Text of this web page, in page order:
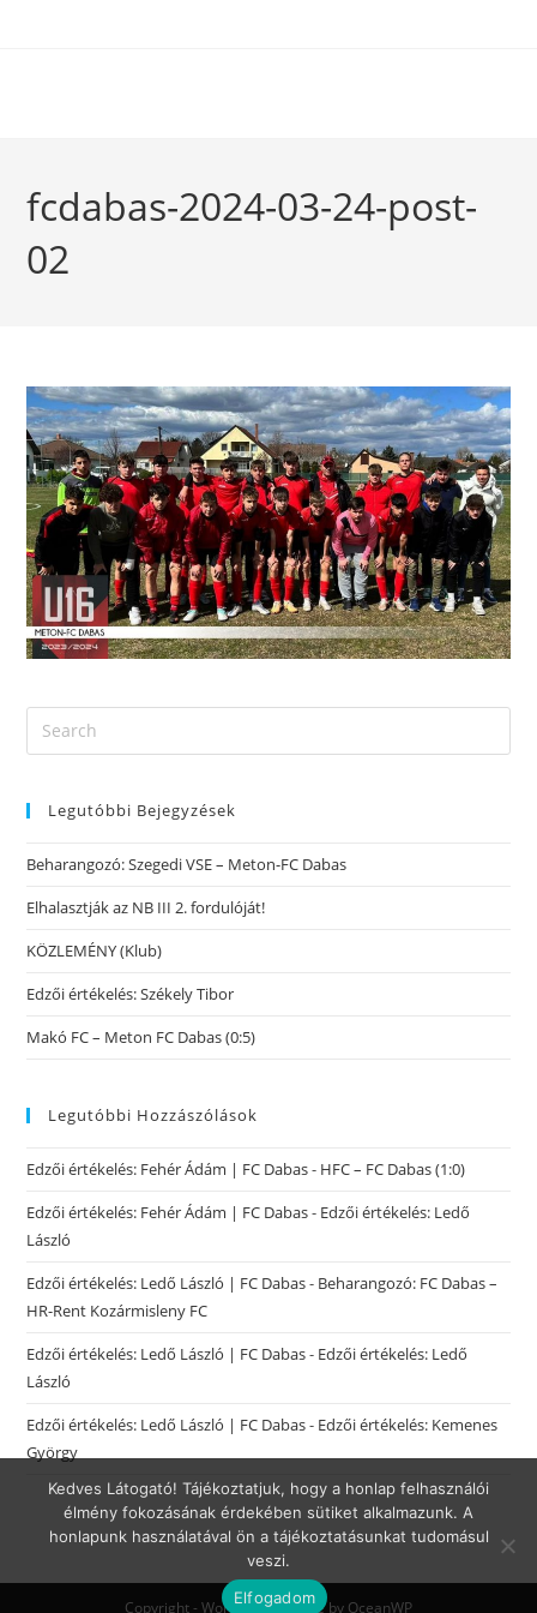
fcdabas-2024-03-24-post-
02
Legutóbbi Bejegyzések
Beharangozó: Szegedi VSE – Meton-FC Dabas
Elhalasztják az NB III 2. fordulóját!
KÖZLEMÉNY (Klub)
Edzői értékelés: Székely Tibor
Makó FC – Meton FC Dabas (0:5)
Legutóbbi Hozzászólások
Edzői értékelés: Fehér Ádám | FC Dabas- HFC – FC Dabas (1:0)
Edzői értékelés: Fehér Ádám | FC Dabas- Edzői értékelés: Ledő
László
Edzői értékelés: Ledő László | FC Dabas- Beharangozó: FC Dabas –
HR-Rent Kozármisleny FC
Edzői értékelés: Ledő László | FC Dabas- Edzői értékelés: Ledő
László
Edzői értékelés: Ledő László | FC Dabas- Edzői értékelés: Kemenes
György
Copyright - WordPress Theme by OceanWP
Kedves Látogató! Tájékoztatjuk, hogy a honlap felhasználói
élmény fokozásának érdekében sütiket alkalmazunk. A
honlapunk használatával ön a tájékoztatásunkat tudomásul
veszi.
Elfogadom